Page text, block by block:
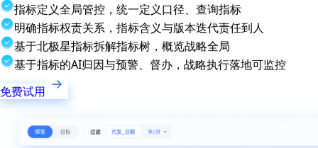
指标定义全局管控，统一定义口径、查询指标
明确指标权责关系，指标含义与版本迭代责任到人
基于北极星指标拆解指标树，概览战略全局
基于指标的AI归因与预警、督办，战略执行落地可监控
免费试用